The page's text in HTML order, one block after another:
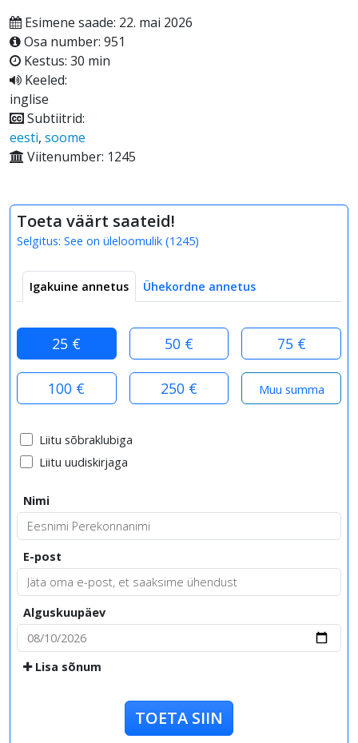
Esimene saade: 22. mai 2026
Osa number: 951
Kestus: 30 min
Keeled:
inglise
Subtiitrid:
eesti, soome
Viitenumber: 1245
Toeta väärt saateid!
Selgitus: See on üleloomulik (1245)
Igakuine annetus Ühekordne annetus
25 € 50 € 75 €
100 € 250 €
Liitu sõbraklubiga
Liitu uudiskirjaga
Nimi
E-post
Alguskuupäev
Lisa sõnum
TOETA SIIN